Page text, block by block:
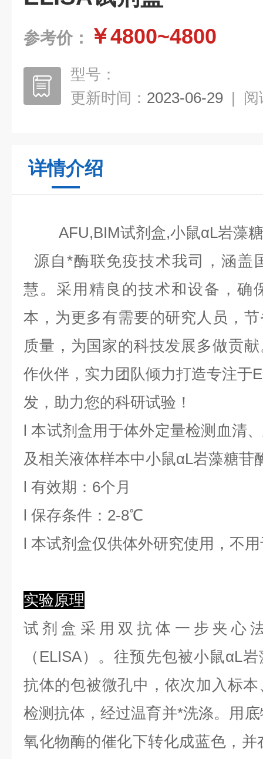
参考价： ￥4800~4800
型号：
更新时间： 2023-06-29 | 阅
详情介绍
AFU,BIM试剂盒,小鼠αL岩藻
源自*酶联免疫技术我司，涵盖
慧。采用精良的技术和设备，确
本，为更多有需要的研究人员，
质量，为国家的科技发展多做贡
作伙伴，实力团队倾力打造专注于
发，助力您的科研试验！
l本试剂盒用于体外定量检测血清
及相关液体样本中小鼠αL岩藻糖苷
l 有效期：6个月
l 保存条件： 2-8℃
l 本试剂盒仅供体外研究使用，不
实验原理
试剂盒采用双抗体一步夹心
（ELISA）。往预先包被小鼠αL
抗体的包被微孔中，依次加入标
检测抗体，经过温育并*洗涤。用
氧化物酶的催化下转化成蓝色，